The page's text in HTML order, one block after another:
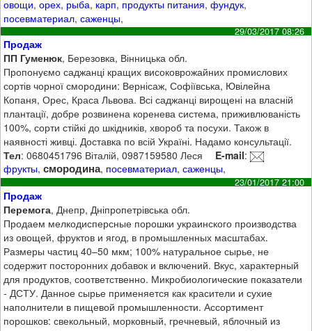
овощи,орех, рыба, карп, продукты питания,фундук,
посевматериал,саженцы,
29/03/2017 08:26
Продаж
ПП Гуменюк, Березовка, Вінницька обл.
Пропонуємо саджанці кращих високоврожайних промислових
сортів чорної смородини: Вернісаж, Софіївська, Ювілейна
Копаня, Орес, Краса Львова. Всі саджанці вирощені на власній
плантації, добре розвинена коренева система, приживлюваність
100%, сорти стійкі до шкідників, хвороб та посухи. Також в
наявності живці. Доставка по всій Україні. Надамо консультації.
Тел: 0680451796 Віталій, 0987159580 Леся E-mail:
фрукты,смородина, посевматериал,саженцы,
23/01/2017 21:00
Продаж
Перемога, Днепр, Дніпропетрівська обл.
Продаем мелкодисперсные порошки украинского производства
из овощей, фруктов и ягод, в промышленных масштабах.
Размеры частиц 40–50 мкм; 100% натуральное сырье, не
содержит посторонних добавок и включений. Вкус, характерный
для продуктов, соответственно. Микробиологические показатели
- ДСТУ. Данное сырье применяется как красители и сухие
наполнители в пищевой промышленности. Ассортимент
порошков: свекольный, морковный, гречневый, яблочный из